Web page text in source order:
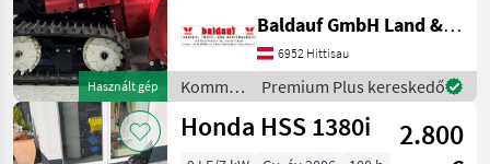
Használt gép
Räumleistung 83t/h *
Wurfweite ca. 19m
(abhängig vom Schnee) *
Scheinwerfer * Elektrostart
Baldauf GmbH Land & Forsttechnik - Kommunal & Gartengeräte
6952 Hittisau
Kommunális
gépek /
Honda
Premium Plus kereskedő
Honda HSS 1380i
2.800